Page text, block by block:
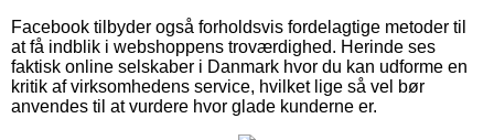
Facebook tilbyder også forholdsvis fordelagtige metoder til
at få indblik i webshoppens troværdighed. Herinde ses
faktisk online selskaber i Danmark hvor du kan udforme en
kritik af virksomhedens service, hvilket lige så vel bør
anvendes til at vurdere hvor glade kunderne er.